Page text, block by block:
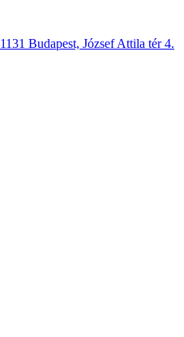
1131 Budapest, József Attila tér 4.